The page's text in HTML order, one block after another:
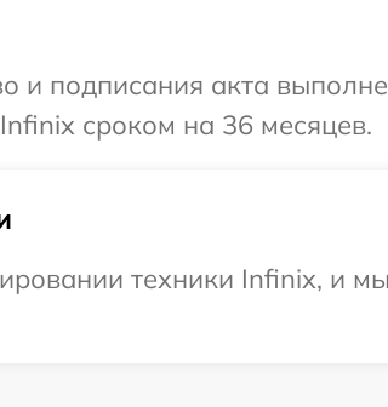
и подписания акта
сроком на 36 месяцев.
техники Infinix, и